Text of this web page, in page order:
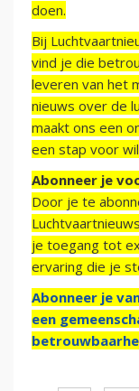
doen.
Bij
vind je die
leveren van het
nieuws over de
maakt ons een
een stap voor
Abonneer je
Door je te
je toegang tot
ervaring die je
Abonneer je
een